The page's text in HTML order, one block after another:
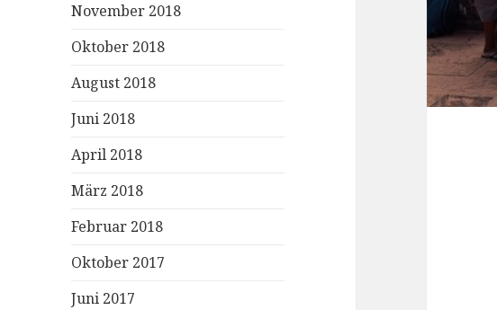
November 2018
Oktober 2018
August 2018
Juni 2018
April 2018
März 2018
Februar 2018
Oktober 2017
Juni 2017